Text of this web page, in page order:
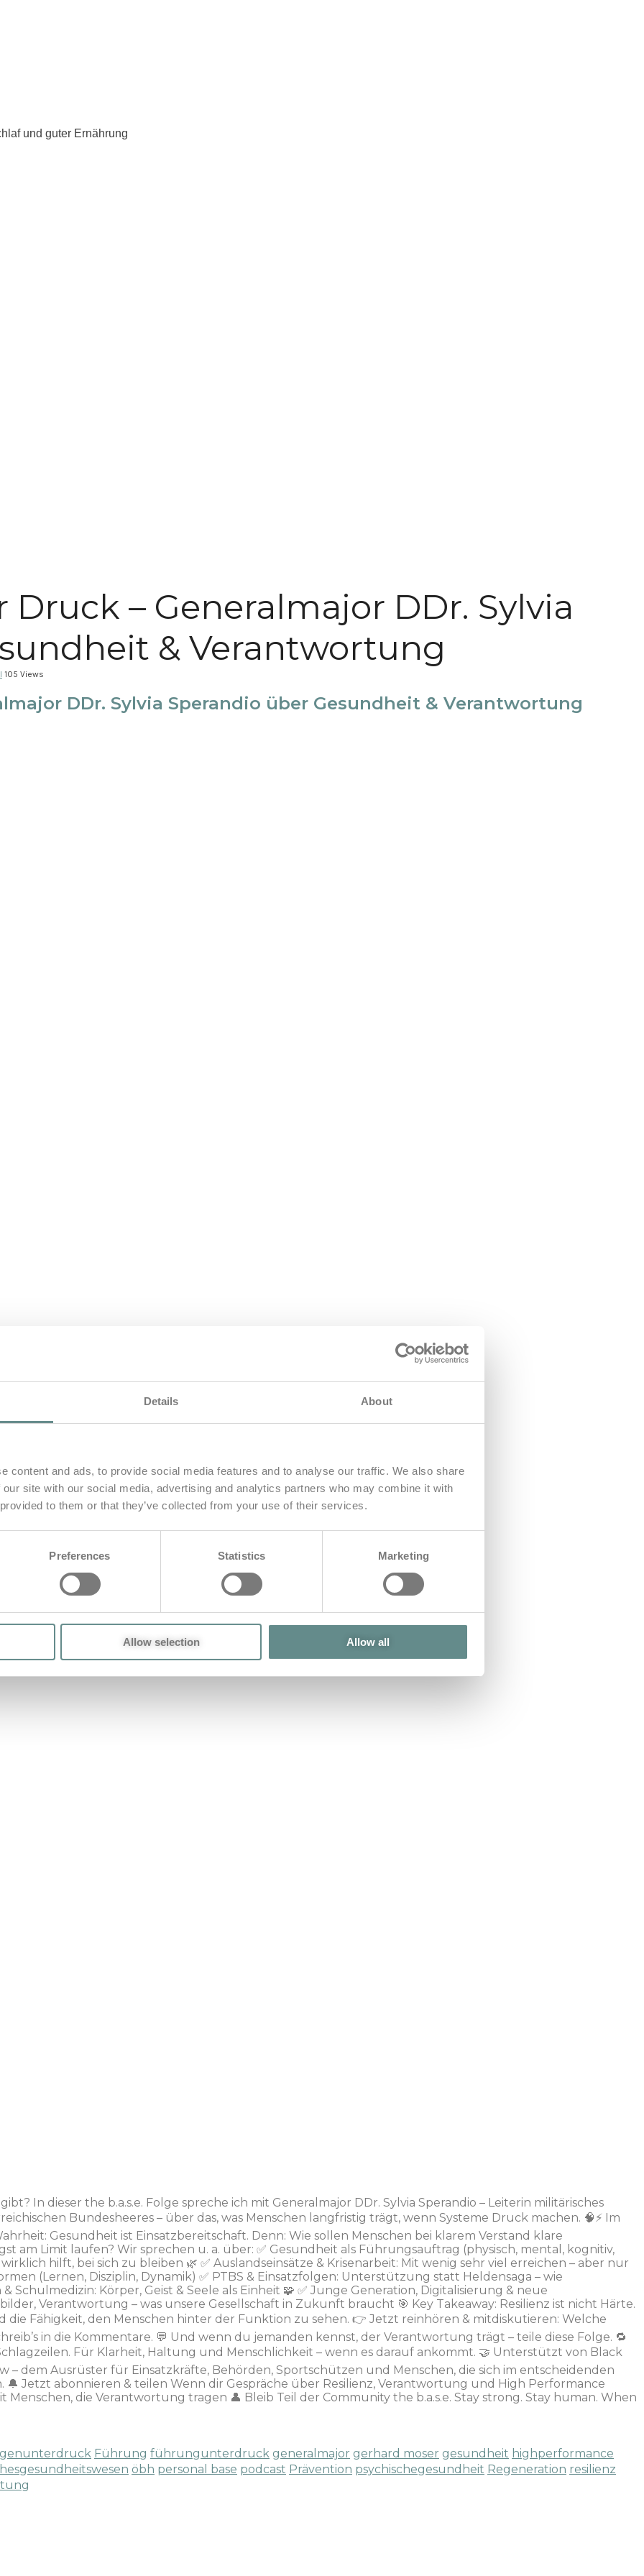
Details About
content and ads, to provide social media features and to analyse our traffic. We also share
site with our social media, advertising and analytics partners who may combine it with
to them or that they’ve collected from your use of their services.
Preferences Statistics Marketing
Allow selection Allow all
und guter Ernährung
– Generalmajor DDr. Sylvia
& Verantwortung
105 Views
DDr. Sylvia Sperandio über Gesundheit & Verantwortung
In dieser the b.a.s.e. Folge spreche ich mit Generalmajor DDr. Sylvia Sperandio – Leiterin militärisches
Bundesheeres – über das, was Menschen langfristig trägt, wenn Systeme Druck machen. 🧠⚡️ Im
Gesundheit ist Einsatzbereitschaft. Denn: Wie sollen Menschen bei klarem Verstand klare
am Limit laufen? Wir sprechen u. a. über: ✅ Gesundheit als Führungsauftrag (physisch, mental, kognitiv,
hilft, bei sich zu bleiben 🌿 ✅ Auslandseinsätze & Krisenarbeit: Mit wenig sehr viel erreichen – aber nur
(Lernen, Disziplin, Dynamik) ✅ PTBS & Einsatzfolgen: Unterstützung statt Heldensaga – wie
Körper, Geist & Seele als Einheit 🧩 ✅ Junge Generation, Digitalisierung & neue
Verantwortung – was unsere Gesellschaft in Zukunft braucht 🎯 Key Takeaway: Resilienz ist nicht Härte.
Fähigkeit, den Menschen hinter der Funktion zu sehen. 👉 Jetzt reinhören & mitdiskutieren: Welche
in die Kommentare. 💬 Und wenn du jemanden kennst, der Verantwortung trägt – teile diese Folge. 🔁
Für Klarheit, Haltung und Menschlichkeit – wenn es darauf ankommt. 🤝 Unterstützt von Black
– dem Ausrüster für Einsatzkräfte, Behörden, Sportschützen und Menschen, die sich im entscheidenden
Jetzt abonnieren & teilen Wenn dir Gespräche über Resilienz, Verantwortung und High Performance
Menschen, die Verantwortung tragen 👤 Bleib Teil der Community the b.a.s.e. Stay strong. Stay human. When
Führung führungunterdruck generalmajor gerhard moser gesundheit highperformance
öbh personal base podcast Prävention psychischegesundheit Regeneration resilienz